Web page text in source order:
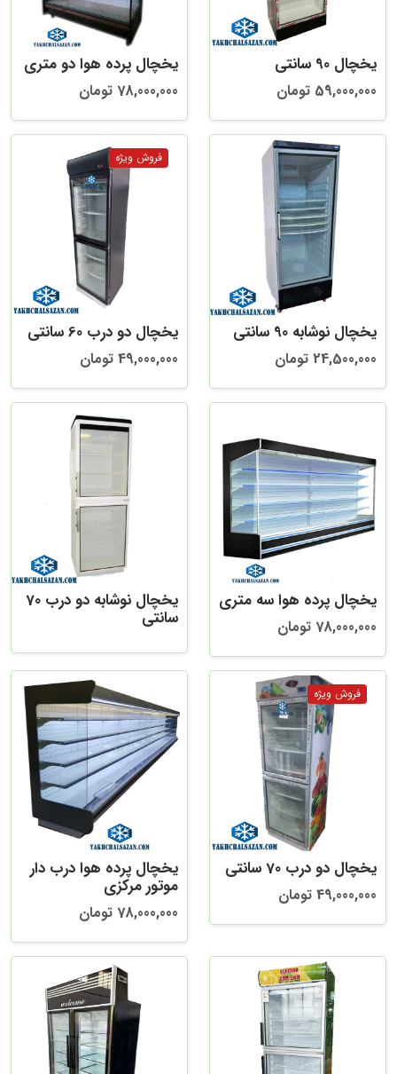
یخچال 90 سانتی
59,000,000 تومان
یخچال پرده هوا دو متری
78,000,000 تومان
یخچال نوشابه 90 سانتی
24,500,000 تومان
یخچال دو درب 60 سانتی
49,000,000 تومان
یخچال پرده هوا سه متری
78,000,000 تومان
یخچال نوشابه دو درب 70
سانتی
یخچال دو درب 70 سانتی
49,000,000 تومان
یخچال پرده هوا درب دار
موتور مرکزی
78,000,000 تومان